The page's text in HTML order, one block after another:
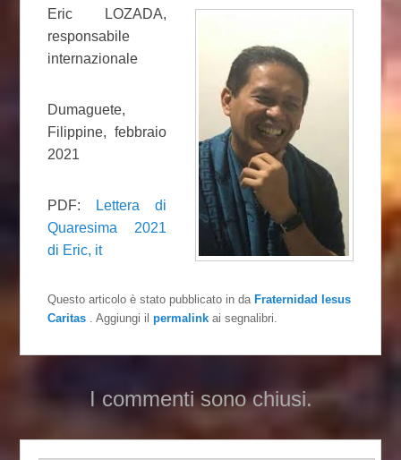
Eric LOZADA,
responsabile
internazionale
Dumaguete,
Filippine, febbraio
2021
PDF:
Lettera di
Quaresima 2021
di Eric, it
Questo articolo è stato pubblicato inda Fraternidad Iesus
Caritas . Aggiungi ilpermalink ai segnalibri.
I commenti sono chiusi.